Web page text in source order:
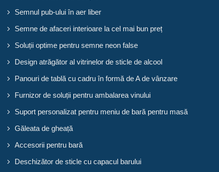
Semnul pub-ului în aer liber
Semne de afaceri interioare la cel mai bun preț
Soluții optime pentru semne neon false
Design atrăgător al vitrinelor de sticle de alcool
Panouri de tablă cu cadru în formă de A de vânzare
Furnizor de soluții pentru ambalarea vinului
Suport personalizat pentru meniu de bară pentru masă
Găleata de gheață
Accesorii pentru bară
Deschizător de sticle cu capacul barului